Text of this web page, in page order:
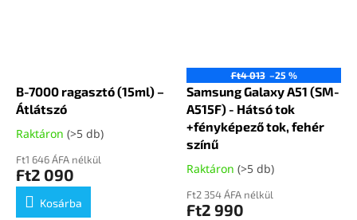
B-7000 ragasztó (15ml) –
Átlátszó
Raktáron (>5 db)
Ft1 646 ÁFA nélkül
Ft2 090
Kosárba
Ft4 013 –25 %
Samsung Galaxy A51 (SM-
A515F) - Hátsó tok
+fényképező tok, fehér
színű
Raktáron (>5 db)
Ft2 354 ÁFA nélkül
Ft2 990